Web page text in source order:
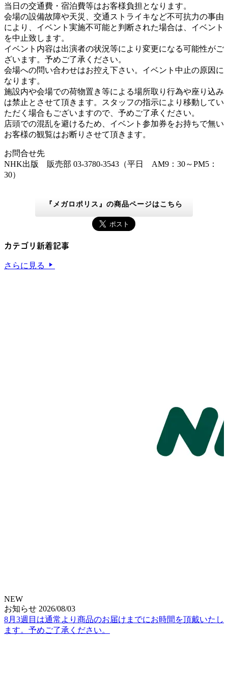
当日の交通費・宿泊費等はお客様負担となります。
会場の設備故障や天災、交通ストライキなど不可抗力の事由
により、イベント実施不可能と判断された場合は、イベント
を中止致します。
イベント内容は出演者の状況等により変更になる可能性がご
ざいます。予めご了承ください。
会場への問い合わせはお控え下さい。イベント中止の原因に
なります。
施設内や会場での荷物置き等による場所取り行為や座り込み
は禁止とさせて頂きます。スタッフの指示により移動してい
ただく場合もございますので、予めご了承ください。
店頭での混乱を避けるため、イベント参加券をお持ちで無い
お客様の観覧はお断りさせて頂きます。
お問合せ先
NHK出版 販売部 03-3780-3543（平日 AM9：30～PM5：
30）
『メガロポリス』の商品ページはこちら
カテゴリ新着記事
さらに見る
NEW
お知らせ 2026/08/03
8月3週目は通常より商品のお届けまでにお時間を頂戴いたし
ます。予めご了承ください。